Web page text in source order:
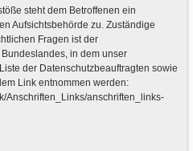
steht dem Betroffenen ein
Aufsichtsbehörde zu. Zuständige
Fragen ist der
in dem unser
der Datenschutzbeauftragten sowie
Link entnommen werden:
Anschriften_Links/anschriften_links-